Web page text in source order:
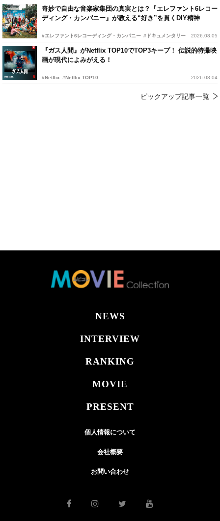
奇妙で自由な音楽家集団の真実とは？『エレファント6レコー
ディング・カンパニー』が教える“好き”を貫くDIY精神
#エレファント6レコーディング・カンパニー #ドキュメンタリー 2026.08.05
『ガス人間』がNetflix TOP10でTOP3キープ！ 伝説的特撮映
画が現代によみがえる！
#Netflix #Netflix TOP10 2026.08.04
ピックアップ記事一覧
NEWS
INTERVIEW
RANKING
MOVIE
PRESENT
個人情報について
会社概要
お問い合わせ